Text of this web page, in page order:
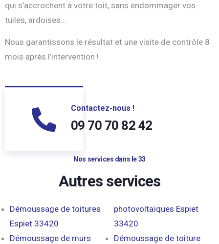
qui s’accrochent à votre toit, sans endommager vos
tuiles, ardoises…
Nous garantissons le résultat et une visite de contrôle 8
mois après l’intervention !
Contactez-nous !
09 70 70 82 42
Nos services dans le 33
Autres services
Démoussage de toitures
Espiet 33420
Démoussage de murs
photovoltaïques Espiet
33420
Démoussage de toiture